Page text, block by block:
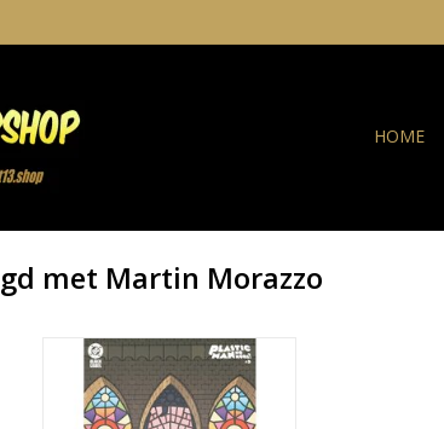
HOME
met Martin Morazzo
Plastic Man No More! #3 Cover B
Martin Morazzo Variant
TOEVOEGEN AAN WINKELWAGEN